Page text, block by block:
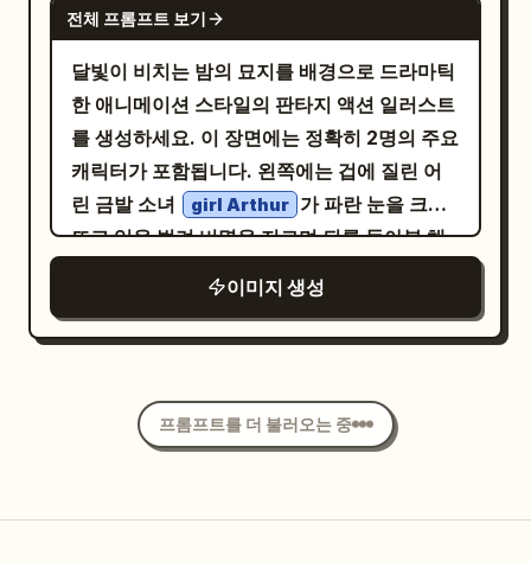
크 틸(dark teal)에서 차콜(charcoal)로 이어
로고, 불필요한 오브젝트 없이 사실적이고, 화
보 같으며, 약간 초현실적이고 미니멀한 장면
으로 연출하세요.
쓰고 소총을 든 짙은 회색 군복 차림의 금발 소
녀가 회의적인 표정으로 서 있습니다. 셋째, 검
은색과 주황색이 섞인 전술 복장을 한 금발 소
녀가 체크무늬 피크닉 매트에 앉아 커다란 쌍안
경을 눈에 대고 코믹하게 침을 흘리고 있습니
다. 매트 앞에는 쌍안경 한 쌍을 추가로 놓아주
세요. 서 있는 소녀들 위에는 정확히 2개의 일
본어 말풍선을 포함하세요:
元アイドルですね。 및 アイドルよね？
쪽 상단 절반에는 쌍안경을 든 소녀의 커다란
여성과 화려한 검은색 정복을 입은 잘생긴 흑발
남성이 거의 키스할 듯한 로맨틱한 판타지 장면
떨어지는 장미 꽃잎으로 둘러싸여 있습니다.
전체 프롬프트 보기
달빛이 비치는 밤의 묘지를 배경으로 드라마틱
한 애니메이션 스타일의 판타지 액션 일러스트
를 생성하세요. 이 장면에는 정확히 2명의 주요
캐릭터가 포함됩니다. 왼쪽에는 겁에 질린 어
린 금발 소녀
girl Arthur 가 파란 눈을 크게
뜨고 입을 벌려 비명을 지르며 뒤를 돌아본 채
보물 상자 근처에서 한 발로 서서 소녀를 향해
마법을 부리는 사악한 마법사/광대 괴물
긴소매 드레스, 흰색 프릴 앞치마, 주황색 리본
이 달린 흰색 보닛, 흰색 양말, 연한 파란색 메
이미지 생성
프롬프트를 더 불러오는 중